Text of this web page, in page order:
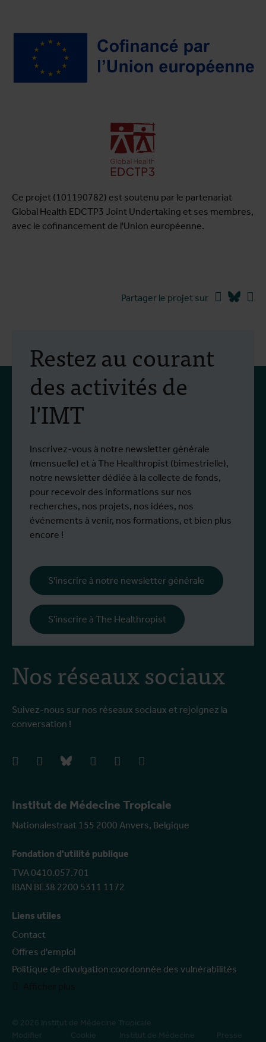
Ce projet (101190782) est soutenu par le partenariat
Global Health EDCTP3 Joint Undertaking et ses membres,
avec le cofinancement de l'Union européenne.
Partager le projet sur Facebook
Institut de Médecine Tropicale
Nationalestraat 155 2000 Anvers, Belgique
Fondation d'utilité publique
TVA 0410.057.701
IBAN BE38 2200 5311 1172
Liens utiles
Contact
Offres d'emploi
Politique de divulgation coordonnée des vulnérabilités
Nos réseaux sociaux
Suivez-nous sur nos réseaux sociaux et rejoignez la
conversation !
facebookinstagrambluesky linkedIn youtube
Restez au courant
des activités de
l'IMT
Inscrivez-vous à notre newsletter générale
(mensuelle) et à The Healthropist (bimestrielle),
notre newsletter dédiée à la collecte de fonds,
pour recevoir des informations sur nos
recherches, nos projets, nos idées, nos
événements à venir, nos formations, et bien plus
encore !
S'inscrire à notre newsletter générale
S'inscrire à The Healthropist
© 2026 Institut de Médecine Tropicale
Modifier
Cookie Institut de Médecine Presse